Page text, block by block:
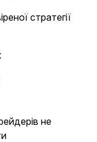
стратегії
не